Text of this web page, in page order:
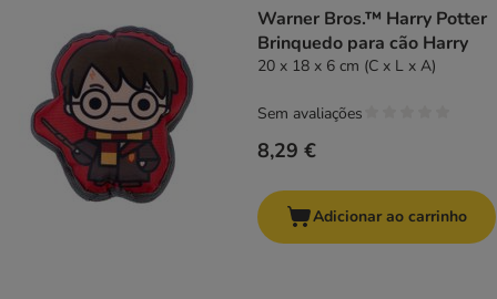
Warner Bros.™ Harry Potter
Brinquedo para cão Harry
20 x 18 x 6 cm (C x L x A)
8,29 €
Sem avaliações
Adicionar ao carrinho